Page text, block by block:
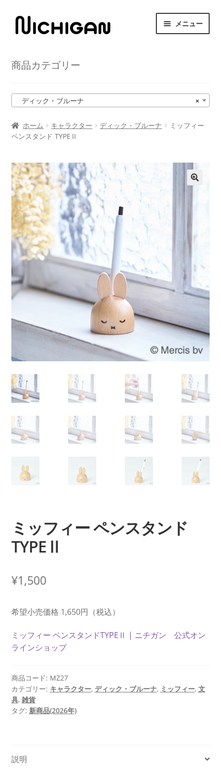
ナ
ビ
シ
ン
へ
キ
ッ
コ
ン
ツ
ス
キ
プ
メニュー
メ
ニ
ュ
開
商品紹介
サ
メ
ー
を
取扱店舗
ブ
メ
展
商品カテゴリー
×
ディック・ブルーナ
ホーム キャラクター ディック・ブルーナ
ミッフィー
ペンスタンド TYPEⅡ
ミッフィー ペンスタンド
TYPEⅡ
¥1,500
希望小売価格 1,650円（税込）
ミッフィー ペンスタンドTYPEⅡ | ニチガン 公式オン
ラインショップ
商品コード: MZ27
カテゴリー: キャラクター, ディック・ブルーナ, ミッフィー, 文
具, 雑貨
タグ: 新商品(2026年)
説明